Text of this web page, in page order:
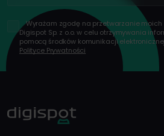
*Wyrażam zgodę na przetwarzanie
Digispot Sp. z o.o. w celu otrzymywania
pomocą środków komunikacji
Polityce Prywatności